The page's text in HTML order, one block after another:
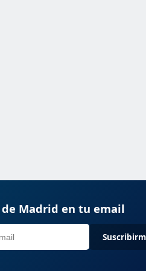
Madrid en tu email